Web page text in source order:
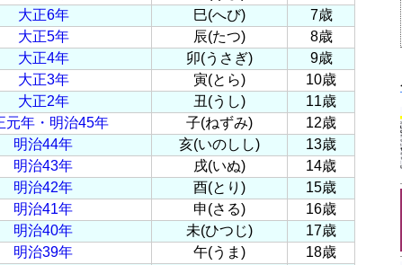
大正6年 巳(へび)
7歳
大正5年 辰(たつ)
8歳
大正4年 卯(うさぎ)
9歳
大正3年 寅(とら)
10歳
大正2年 丑(うし)
11歳
元年・明治45年 子(ねずみ)
12歳
明治44年 亥(いのしし)
13歳
明治43年 戌(いぬ)
14歳
明治42年 酉(とり)
15歳
明治41年 申(さる)
16歳
明治40年 未(ひつじ)
17歳
明治39年 午(うま)
18歳